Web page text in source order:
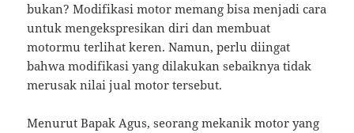
bukan? Modifikasi motor memang bisa menjadi cara
untuk mengekspresikan diri dan membuat
motormu terlihat keren. Namun, perlu diingat
bahwa modifikasi yang dilakukan sebaiknya tidak
merusak nilai jual motor tersebut.
Menurut Bapak Agus, seorang mekanik motor yang